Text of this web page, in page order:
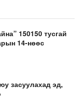
150150 тусгай
14-нөөс
засуулахад эд,